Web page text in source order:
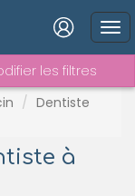
oublié ?
Dentiste
les filtres
à